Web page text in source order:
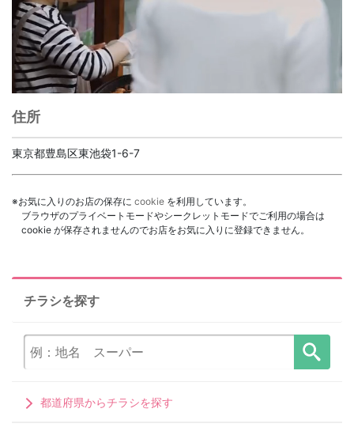
住所
東京都豊島区東池袋1-6-7
※お気に入りのお店の保存に cookie を利用しています。
ブラウザのプライベートモードやシークレットモードでご利用の場合は
cookie が保存されませんのでお店をお気に入りに登録できません。
チラシを探す
都道府県からチラシを探す